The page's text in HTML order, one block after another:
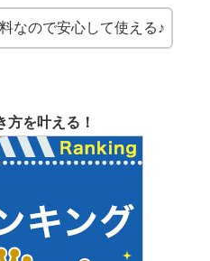
なので安心して使える♪
を叶える！